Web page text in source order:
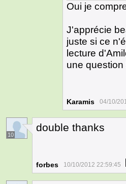
Oui je
J'apprécie
juste si ce
lecture
une question
Karamis 04/10/
10
double thanks
forbes 10/10/2012 22:59:45